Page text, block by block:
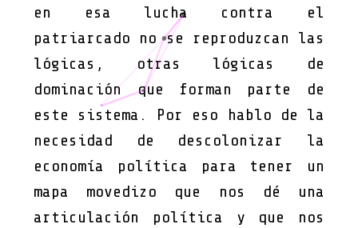
en esa lucha contra el
patriarcado no se reproduzcan las
lógicas, otras lógicas de
dominación que forman parte de
este sistema. Por eso hablo de la
necesidad de descolonizar la
economía política para tener un
mapa movedizo que nos dé una
articulación política y que nos